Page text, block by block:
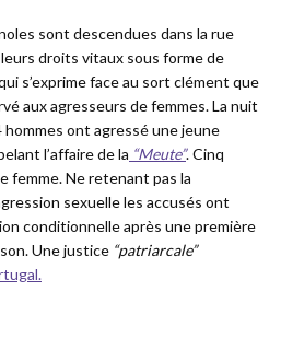
sont descendues dans la rue
droits vitaux sous forme de
s’exprime face au sort clément que
aux agresseurs de femmes. La nuit
hommes ont agressé une jeune
l’affaire de la “Meute”. Cinq
femme. Ne retenant pas la
sexuelle les accusés ont
conditionnelle après une première
Une justice “patriarcale”